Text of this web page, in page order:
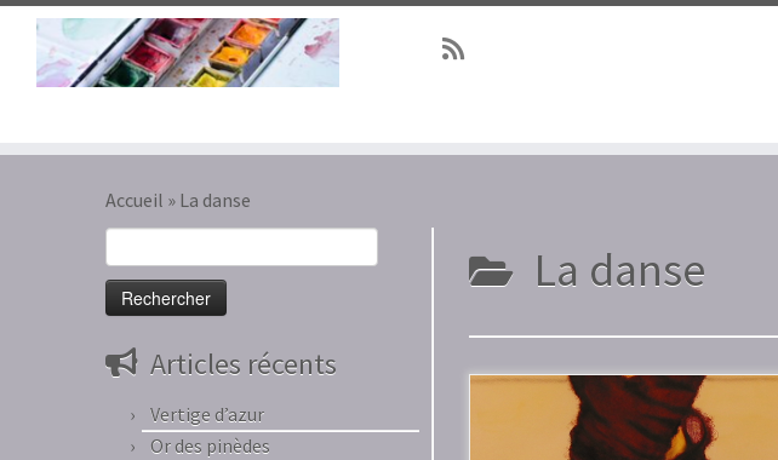
Accueil » La danse
Articles récents
Vertige d’azur
Or des pinèdes
La danse